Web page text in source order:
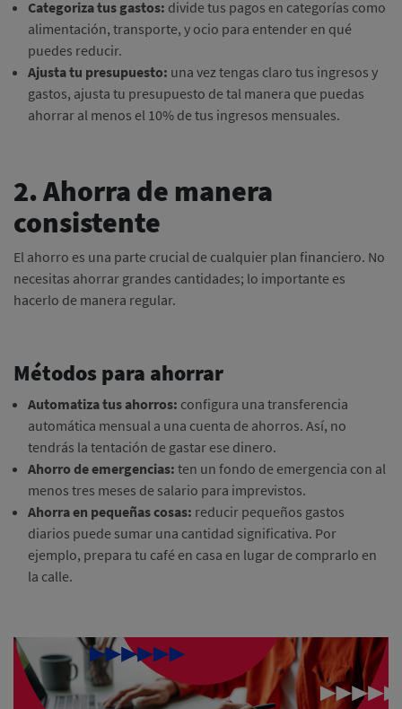
Categoriza tus gastos: divide tus pagos en categorías como
alimentación, transporte, y ocio para entender en qué
puedes reducir.
Ajusta tu presupuesto: una vez tengas claro tus ingresos y
gastos, ajusta tu presupuesto de tal manera que puedas
ahorrar al menos el 10% de tus ingresos mensuales.
2. Ahorra de manera
consistente
El ahorro es una parte crucial de cualquier plan financiero. No
necesitas ahorrar grandes cantidades; lo importante es
hacerlo de manera regular.
Métodos para ahorrar
Automatiza tus ahorros: configura una transferencia
automática mensual a una cuenta de ahorros. Así, no
tendrás la tentación de gastar ese dinero.
Ahorro de emergencias: ten un fondo de emergencia con al
menos tres meses de salario para imprevistos.
Ahorra en pequeñas cosas: reducir pequeños gastos
diarios puede sumar una cantidad significativa. Por
ejemplo, prepara tu café en casa en lugar de comprarlo en
la calle.